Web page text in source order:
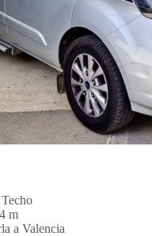
m
a Valencia